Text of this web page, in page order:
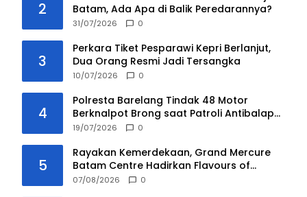
2
Batam, Ada Apa di Balik Peredarannya?
31/07/2026 0
3
Perkara Tiket Pesparawi Kepri Berlanjut,
Dua Orang Resmi Jadi Tersangka
10/07/2026 0
4
Polresta Barelang Tindak 48 Motor
Berknalpot Brong saat Patroli Antibalap
Liar
19/07/2026 0
5
Rayakan Kemerdekaan, Grand Mercure
Batam Centre Hadirkan Flavours of
Nusantara
07/08/2026 0